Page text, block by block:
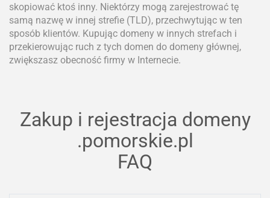
skopiować ktoś inny. Niektórzy mogą zarejestrować tę
samą nazwę w innej strefie (TLD), przechwytując w ten
sposób klientów. Kupując domeny w innych strefach i
przekierowując ruch z tych domen do domeny głównej,
zwiększasz obecność firmy w Internecie.
Zakup i rejestracja domeny
.pomorskie.pl
FAQ